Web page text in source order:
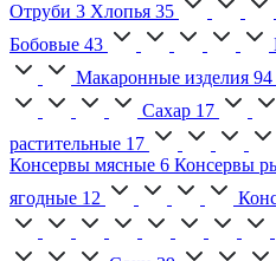
Отруби 3 Хлопья 35
Бобовые 43
Макаронные изделия 94
Сахар 17
растительные 17
Консервы мясные 6 Консервы
ягодные 12